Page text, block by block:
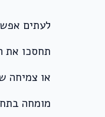
לעתים
תחסכו את
או צמיחה
מומחה